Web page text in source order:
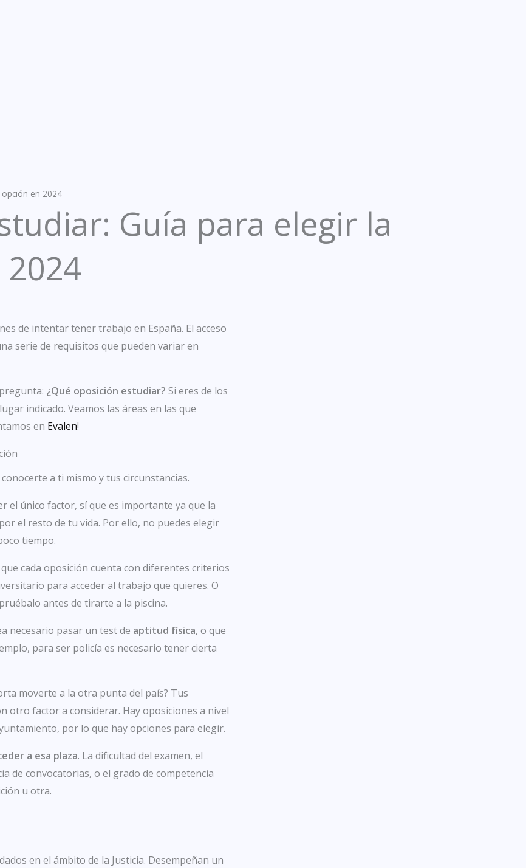
en 2024
Guía para elegir la
de intentar tener trabajo en España. El acceso
serie de requisitos que pueden variar en
¿Qué oposición estudiar? Si eres de los
indicado. Veamos las áreas en las que
en Evalen!
a ti mismo y tus circunstancias.
el único factor, sí que es importante ya que la
el resto de tu vida. Por ello, no puedes elegir
tiempo.
que cada oposición cuenta con diferentes criterios
para acceder al trabajo que quieres. O
antes de tirarte a la piscina.
necesario pasar un test de aptitud física, o que
para ser policía es necesario tener cierta
moverte a la otra punta del país? Tus
otro factor a considerar. Hay oposiciones a nivel
por lo que hay opciones para elegir.
a esa plaza. La dificultad del examen, el
de convocatorias, o el grado de competencia
u otra.
en el ámbito de la Justicia. Desempeñan un